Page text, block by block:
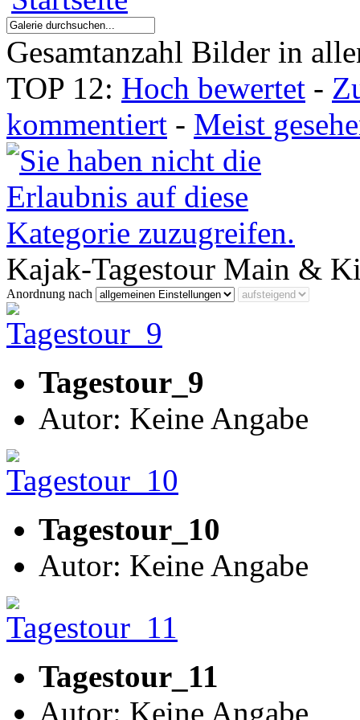
Gesamtanzahl Bilder in
TOP 12: Hoch bewertet -
kommentiert - Meist
Kajak-Tagestour Main &
Anordnung nach
Tagestour_9
Autor: Keine Angabe
Tagestour_10
Autor: Keine Angabe
Tagestour_11
Autor: Keine Angabe